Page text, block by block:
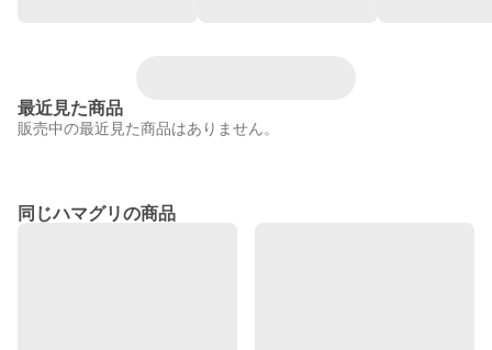
最近見た商品
販売中の最近見た商品はありません。
同じハマグリの商品